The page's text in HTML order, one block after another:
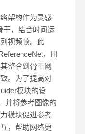
架构作为灵感
干，结合时间运
视频帧。此
，用
整合到骨干网
。为了提高对
模块的设
并将参考图像的
模块促进参考
，帮助网络更